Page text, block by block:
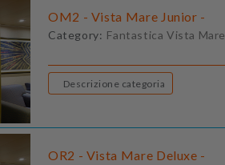
OM2 - Vista Mare Junior -
Category: Fantastica Vista Mare
Descrizione categoria
OR2 - Vista Mare Deluxe -